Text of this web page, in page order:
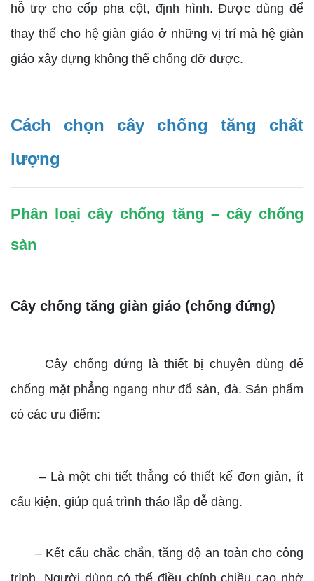
hỗ trợ cho cốp pha cột, định hình. Được dùng để
thay thế cho hệ giàn giáo ở những vị trí mà hệ giàn
giáo xây dựng không thể chống đỡ được.
Cách chọn cây chống tăng chất
lượng
Phân loại cây chống tăng – cây chống
sàn
Cây chống tăng giàn giáo (chống đứng)
Cây chống đứng là thiết bị chuyên dùng để
chống mặt phẳng ngang như đổ sàn, đà. Sản phẩm
có các ưu điểm:
– Là một chi tiết thẳng có thiết kế đơn giản, ít
cấu kiện, giúp quá trình tháo lắp dễ dàng.
– Kết cấu chắc chắn, tăng độ an toàn cho công
trình. Người dùng có thể điều chỉnh chiều cao nhờ